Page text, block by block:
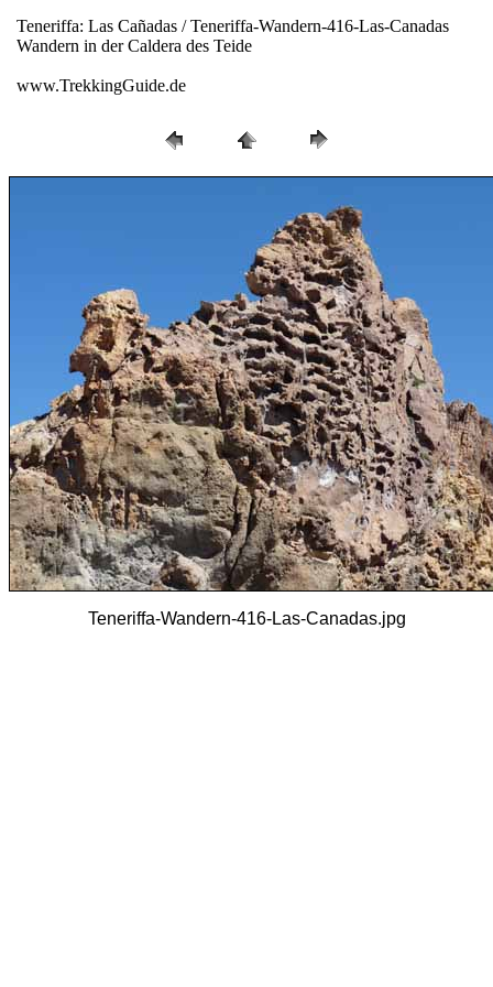
Teneriffa: Las Cañadas / Teneriffa-Wandern-416-Las-Canadas
Wandern in der Caldera des Teide
www.TrekkingGuide.de
Teneriffa-Wandern-416-Las-Canadas.jpg